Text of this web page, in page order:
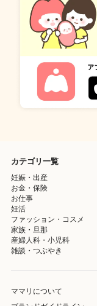
カテゴリ一覧
妊娠・出産
お金・保険
お仕事
妊活
ファッション・コスメ
家族・旦那
産婦人科・小児科
雑談・つぶやき
ママリについて